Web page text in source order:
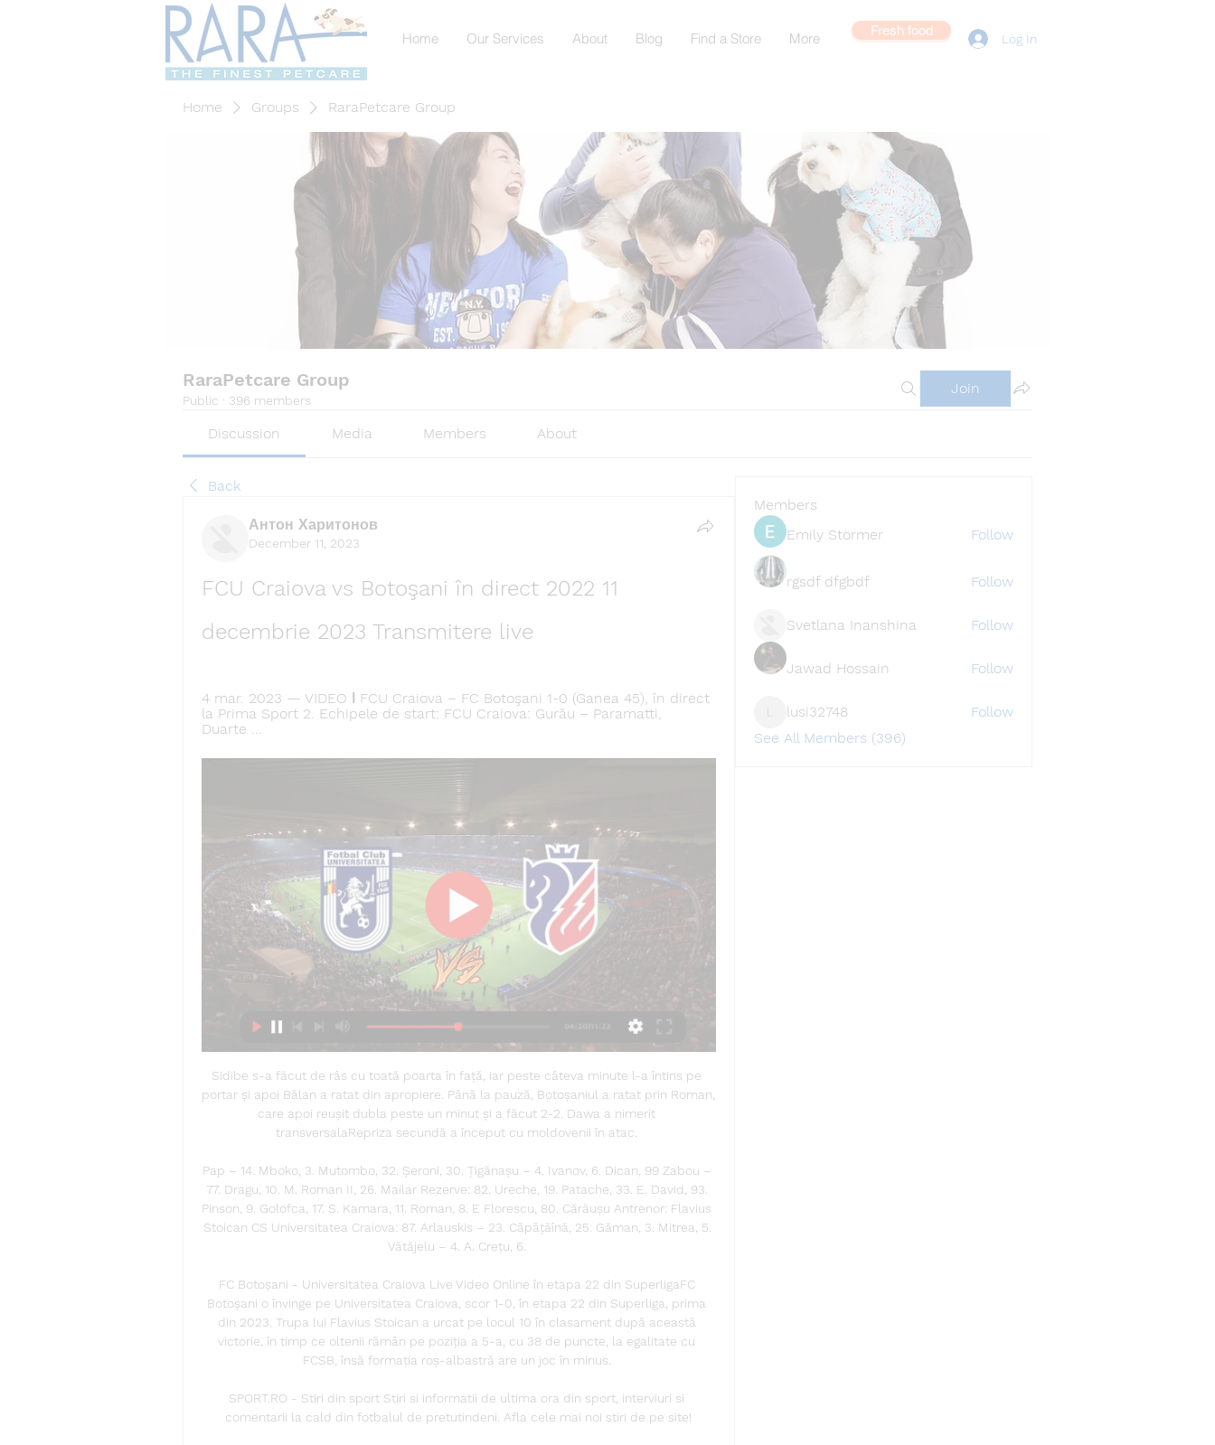
Home Our Services About Blog Find a Store More Log In
Fresh food
Home Groups RaraPetcare Group
RaraPetcare Group
Public · 396 members
Join
Discussion Media Members About
Back
Антон Харитонов
December 11, 2023
FCU Craiova vs Botoşani în direct 2022 11
decembrie 2023 Transmitere live
4 mar. 2023 — VIDEO ǀ FCU Craiova – FC Botoşani 1-0 (Ganea 45), în direct
la Prima Sport 2. Echipele de start: FCU Craiova: Gurău – Paramatti,
Duarte ...
Sidibe s-a făcut de râs cu toată poarta în față, iar peste câteva minute l-a întins pe
portar și apoi Bălan a ratat din apropiere. Până la pauză, Botoșaniul a ratat prin Roman,
care apoi reușit dubla peste un minut și a făcut 2-2. Dawa a nimerit
transversalaRepriza secundă a început cu moldovenii în atac.
Pap – 14. Mboko, 3. Mutombo, 32. Șeroni, 30. Țigănașu – 4. Ivanov, 6. Dican, 99 Zabou –
77. Dragu, 10. M. Roman II, 26. Mailar Rezerve: 82. Ureche, 19. Patache, 33. E. David, 93.
Pinson, 9. Golofca, 17. S. Kamara, 11. Roman, 8. E Florescu, 80. Cărăușu Antrenor: Flavius
Stoican CS Universitatea Craiova: 87. Arlauskis – 23. Căpățăînă, 25. Găman, 3. Mitrea, 5.
Vătăjelu – 4. A. Crețu, 6.
FC Botoșani - Universitatea Craiova Live Video Online în etapa 22 din SuperligaFC
Botoșani o învinge pe Universitatea Craiova, scor 1-0, în etapa 22 din Superliga, prima
din 2023. Trupa lui Flavius Stoican a urcat pe locul 10 în clasament după această
victorie, în timp ce oltenii rămân pe poziția a 5-a, cu 38 de puncte, la egalitate cu
FCSB, însă formația roș-albastră are un joc în minus.
SPORT.RO - Stiri din sport Stiri si informatii de ultima ora din sport, interviuri si
comentarii la cald din fotbalul de pretutindeni. Afla cele mai noi stiri de pe site!
Members
Emily Störmer
Follow
rgsdf dfgbdf Follow
Svetlana Inanshina Follow
Jawad Hossain Follow
lusi32748
Follow
See All Members (396)